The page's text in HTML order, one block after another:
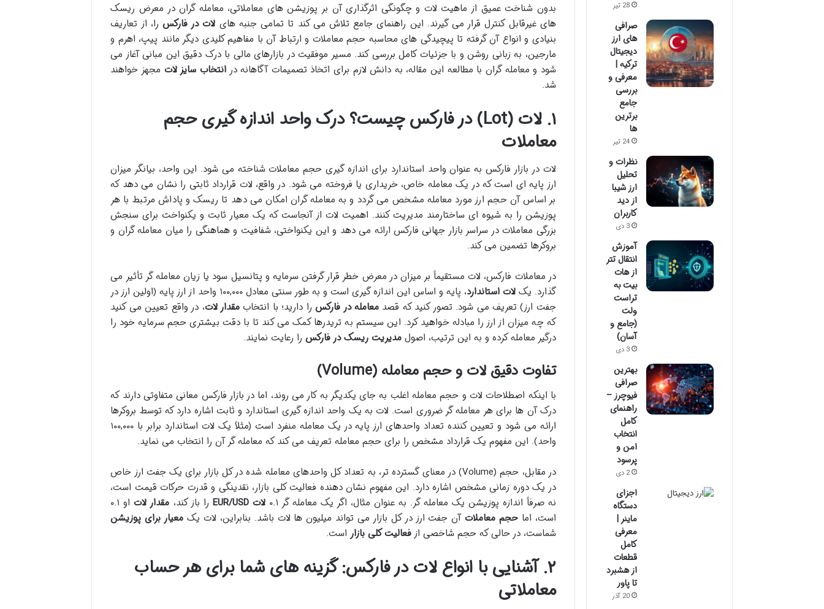
بدون شناخت عمیق از ماهیت لات و چگونگی اثرگذاری آن بر پوزیشن های معاملاتی، معامله گران در معرض ریسک
های غیرقابل کنترل قرار می گیرند. این راهنمای جامع تلاش می کند تا تمامی جنبه های لات در فارکسرا، از تعاریف
بنیادی و انواع آن گرفته تا پیچیدگی های محاسبه حجم معاملات و ارتباط آن با مفاهیم کلیدی دیگر مانند پیپ، اهرم و
مارجین، به زبانی روشن و با جزئیات کامل بررسی کند. مسیر موفقیت در بازارهای مالی با درک دقیق این مبانی آغاز می
شود و معامله گران با مطالعه این مقاله، به دانش لازم برای اتخاذ تصمیمات آگاهانه درانتخاب سایز لات مجهز خواهند
شد.
۱. لات (Lot) در فارکس چیست؟ درک واحد اندازه گیری حجم
معاملات
لات در بازار فارکس به عنوان واحد استاندارد برای اندازه گیری حجم معاملات شناخته می شود. این واحد، بیانگر میزان
ارز پایه ای است که در یک معامله خاص، خریداری یا فروخته می شود. در واقع، لات قرارداد ثابتی را نشان می دهد که
بر اساس آن حجم ارز مورد معامله مشخص می گردد و به معامله گران امکان می دهد تا ریسک و پاداش مرتبط با هر
پوزیشن را به شیوه ای ساختارمند مدیریت کنند. اهمیت لات از آنجاست که یک معیار ثابت و یکنواخت برای سنجش
بزرگی معاملات در سراسر بازار جهانی فارکس ارائه می دهد و این یکنواختی، شفافیت و هماهنگی را میان معامله گران و
بروکرها تضمین می کند.
در معاملات فارکس، لات مستقیماً بر میزان در معرض خطر قرار گرفتن سرمایه و پتانسیل سود یا زیان معامله گر تأثیر می
گذارد. یکلات استاندارد
، پایه و اساس این اندازه گیری است و به طور سنتی معادل ۱۰۰,۰۰۰ واحد از ارز پایه (اولین ارز در
جفت ارز) تعریف می شود. تصور کنید که قصدمعامله در فارکسرا دارید؛ با انتخابمقدار لات، در واقع تعیین می کنید
که چه میزان از ارز را مبادله خواهید کرد. این سیستم به تریدرها کمک می کند تا با دقت بیشتری حجم سرمایه خود را
درگیر معامله کرده و به این ترتیب، اصولمدیریت ریسک در فارکس را رعایت نمایند.
تفاوت دقیق لات و حجم معامله (Volume)
با اینکه اصطلاحات لات و حجم معامله اغلب به جای یکدیگر به کار می روند، اما در بازار فارکس معانی متفاوتی دارند که
درک آن ها برای هر معامله گر ضروری است. لات به یک واحد اندازه گیری استاندارد و ثابت اشاره دارد که توسط بروکرها
ارائه می شود و تعیین کننده تعداد واحدهای ارز پایه در یک معامله منفرد است (مثلاً یک لات استاندارد برابر با ۱۰۰,۰۰۰
واحد). این مفهوم یک قرارداد مشخص را برای حجم معامله تعریف می کند که معامله گر آن را انتخاب می نماید.
در مقابل، حجم (Volume) در معنای گسترده تر، به تعداد کل واحدهای معامله شده در کل بازار برای یک جفت ارز خاص
در یک دوره زمانی مشخص اشاره دارد. این مفهوم نشان دهنده فعالیت کلی بازار، نقدینگی و قدرت حرکات قیمت است،
نه صرفاً اندازه پوزیشن یک معامله گر. به عنوان مثال، اگر یک معامله گر ۰.۱
لات EUR/USD را باز کند، مقدار لات
او ۰.۱
است، اما حجم معاملاتآن جفت ارز در کل بازار می تواند میلیون ها لات باشد. بنابراین، لات یک معیار برای پوزیشن
شماست، در حالی که حجم شاخصی ازفعالیت کلی بازار است.
۲. آشنایی با انواع لات در فارکس: گزینه های شما برای هر حساب
معاملاتی
28 تیر
صرافی
های ارز
دیجیتال
ترکیه |
معرفی و
بررسی
جامع
برترین
ها
24 تیر
نظرات و
تحلیل
ارز شیبا
از دید
کاربران
3 دی
آموزش
انتقال تتر
از هات
بیت به
تراست
ولت
(جامع و
آسان)
3 دی
بهترین
صرافی
فیوچرز –
راهنمای
کامل
انتخاب
امن و
پرسود
2 دی
اجزای
دستگاه
ماینر |
معرفی
کامل
قطعات
از هشبرد
تا پاور
20 آذر